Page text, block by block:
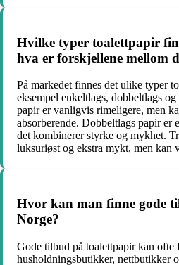
Hvilke typer toalettpapir
hva er forskjellene mellom
På markedet finnes det ulike typer
eksempel enkeltlags, dobbeltlags
papir er vanligvis rimeligere, men
absorberende. Dobbeltlags papir er
det kombinerer styrke og mykhet.
luksuriøst og ekstra mykt, men kan
Hvor kan man finne gode
Norge?
Gode tilbud på toalettpapir kan ofte
husholdningsbutikker, nettbutikker